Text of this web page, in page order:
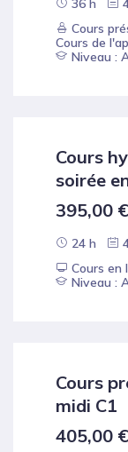
36 h
Cours
Cours de
Niveau :
Cours
soirée
395,00 €
24 h
Cours en
Niveau :
Cours
midi C1
405,00 €